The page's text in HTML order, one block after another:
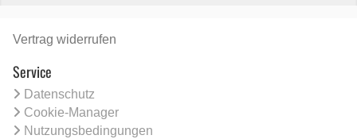
Vertrag widerrufen
Service
Datenschutz
Cookie-Manager
Nutzungsbedingungen